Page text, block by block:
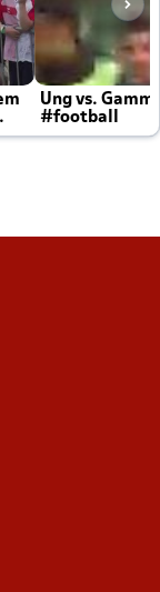
Ung vs.
#football